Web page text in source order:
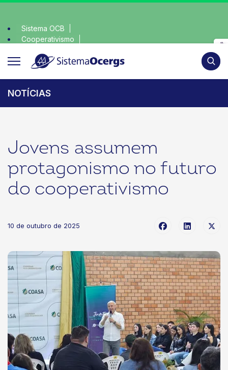
Sistema OCB
Cooperativismo
NOTÍCIAS
Jovens assumem
protagonismo no futuro
do cooperativismo
10 de outubro de 2025